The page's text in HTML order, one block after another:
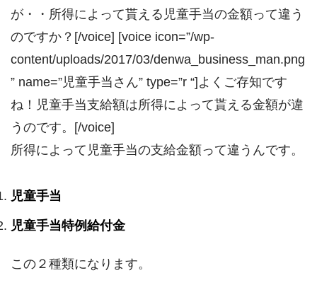
が・・所得によって貰える児童手当の金額って違う
のですか？[/voice] [voice icon=”/wp-
content/uploads/2017/03/denwa_business_man.png
” name=”児童手当さん” type=”r “]よくご存知です
ね！児童手当支給額は所得によって貰える金額が違
うのです。[/voice]
所得によって児童手当の支給金額って違うんです。
児童手当
児童手当特例給付金
この２種類になります。